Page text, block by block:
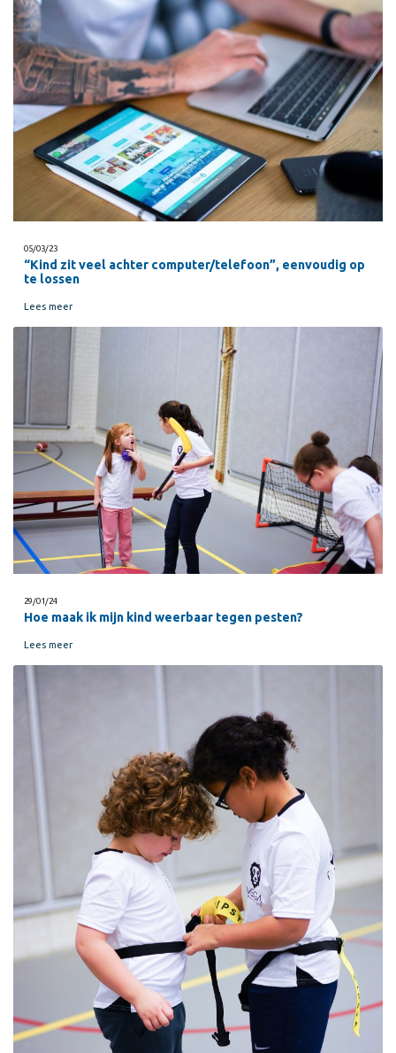
05/03/23
“Kind zit veel achter computer/telefoon”, eenvoudig op
te lossen
Lees meer
29/01/24
Hoe maak ik mijn kind weerbaar tegen pesten?
Lees meer